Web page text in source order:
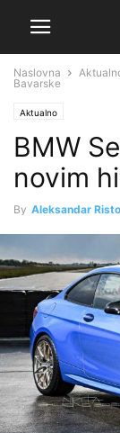
Naslovna
Bavarske
Aktualno
BMW
novim
By Aleksandar